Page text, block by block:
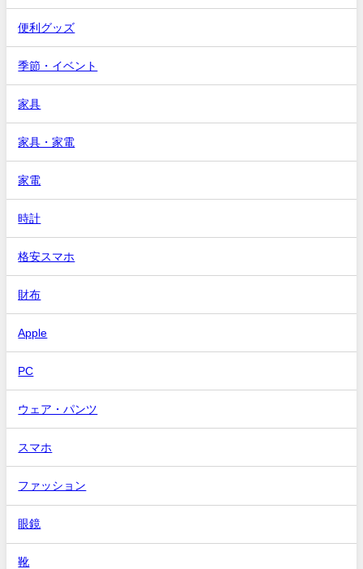
便利グッズ
季節・イベント
家具
家具・家電
家電
時計
格安スマホ
財布
Apple
PC
ウェア・パンツ
スマホ
ファッション
眼鏡
靴